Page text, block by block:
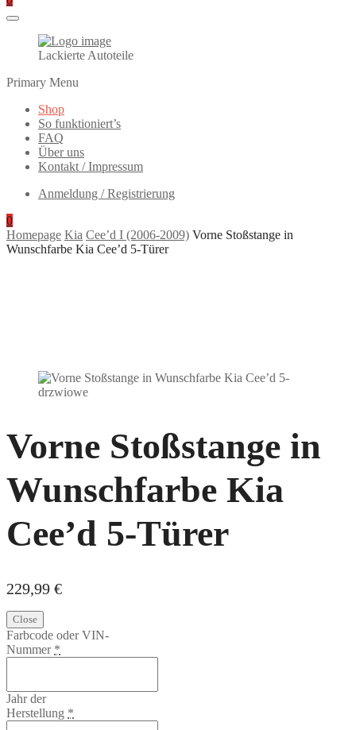
Lackierte Autoteile
Primary Menu
Shop
So funktioniert’s
FAQ
Über uns
Kontakt / Impressum
Anmeldung / Registrierung
0
Homepage Kia Cee’d I (2006-2009) Vorne Stoßstange in
Wunschfarbe Kia Cee’d 5-Türer
Vorne Stoßstange in
Wunschfarbe Kia
Cee’d 5-Türer
229,99 €
Close
Farbcode oder VIN-
Nummer *
Jahr der
Herstellung *